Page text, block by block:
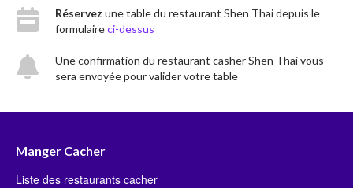
Réservez une table du restaurant Shen Thai depuis le
formulaireci-dessus
Une confirmation du restaurant casher Shen Thai vous
sera envoyée pour valider votre table
Manger Cacher
Liste des restaurants cacher